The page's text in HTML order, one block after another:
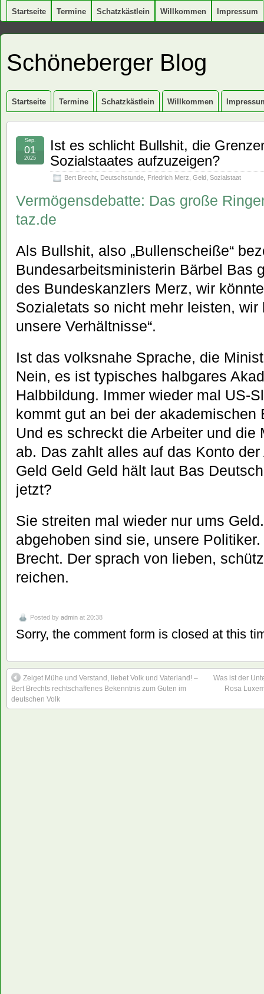
Startseite Termine Schatzkästlein Willkommen Impressum
Schöneberger Blog
Startseite Termine Schatzkästlein Willkommen
Ist es schlicht Bullshit, die
Sozialstaates aufzuzeigen?
Bert Brecht Deutschstunde Friedrich Merz Geld Sozialstaat
Sep.
01
2025
Vermögensdebatte: Das große
taz.de
Als Bullshit, also „Bullenscheiße“
Bundesarbeitsministerin Bärbel Bas
des Bundeskanzlers Merz, wir
Sozialetats so nicht mehr leisten, wir
unsere Verhältnisse“.
Ist das volksnahe Sprache, die
Nein, es ist typisches halbgares
Halbbildung. Immer wieder mal US-
kommt gut an bei der akademischen
Und es schreckt die Arbeiter und die
ab. Das zahlt alles auf das Konto
Geld Geld Geld hält laut Bas
jetzt?
Sie streiten mal wieder nur ums
abgehoben sind sie, unsere
Brecht. Der sprach von lieben,
reichen.
Posted by admin at 20:38
Sorry, the comment form is closed at this
Zeiget Mühe und Verstand, liebet Volk und Vaterland! –
Bert Brechts rechtschaffenes Bekenntnis zum Guten im
deutschen Volk
Was ist der
Rosa